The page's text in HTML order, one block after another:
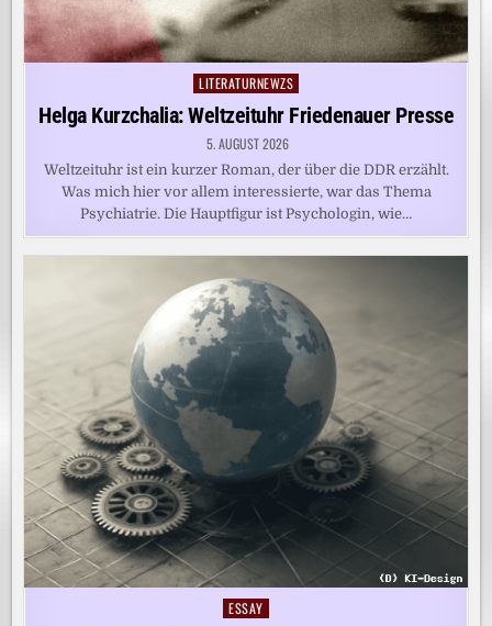
Posted
in
LITERATURNEWZS
Helga Kurzchalia: Weltzeituhr Friedenauer Presse
5. AUGUST 2026
Weltzeituhr ist ein kurzer Roman, der über die DDR erzählt.
Was mich hier vor allem interessierte, war das Thema
Psychiatrie. Die Hauptfigur ist Psychologin, wie…
Posted
ESSAY